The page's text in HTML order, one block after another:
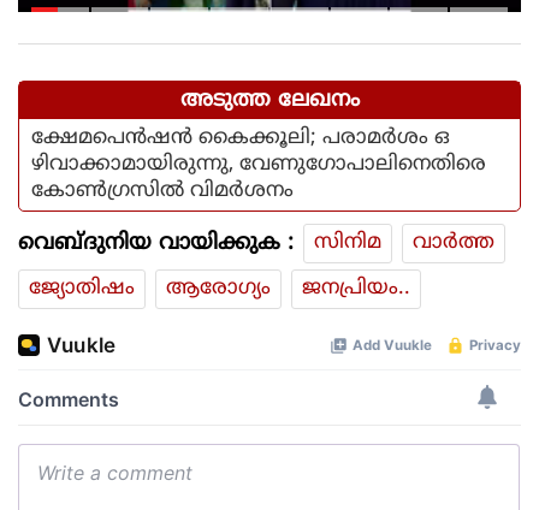
അടുത്ത ലേഖനം
ക്ഷേമപെന്‍ഷന്‍ കൈക്കൂലി; പരാമര്‍ശം ഒ
ഴിവാക്കാമായിരുന്നു, വേണുഗോപാലിനെതിരെ
കോണ്‍ഗ്രസില്‍ വിമര്‍ശനം
വെബ്ദുനിയ വായിക്കുക : സിനിമ
വാര്‍ത്ത
ജ്യോതിഷം
ആരോഗ്യം ജനപ്രിയം..